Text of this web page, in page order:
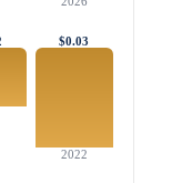
$0.03
2022